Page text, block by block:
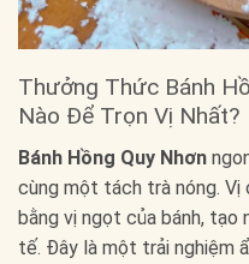
Thưởng Thức Bánh
Nào Để Trọn Vị Nhất?
Bánh Hồng Quy Nhơn
cùng một tách trà nóng. Vị
bằng vị ngọt của bánh, tạo
tế. Đây là một trải nghiệm